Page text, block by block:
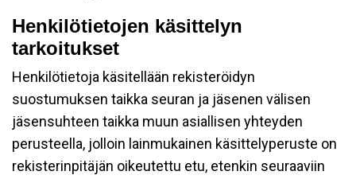
Henkilötietojen käsittelyn
tarkoitukset
Henkilötietoja käsitellään rekisteröidyn
suostumuksen taikka seuran ja jäsenen välisen
jäsensuhteen taikka muun asiallisen yhteyden
perusteella, jolloin lainmukainen käsittelyperuste on
rekisterinpitäjän oikeutettu etu, etenkin seuraaviin